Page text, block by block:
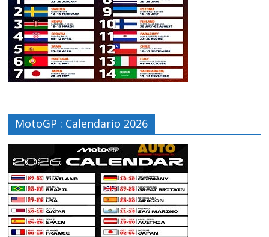
MotoGP : Calendario 2026